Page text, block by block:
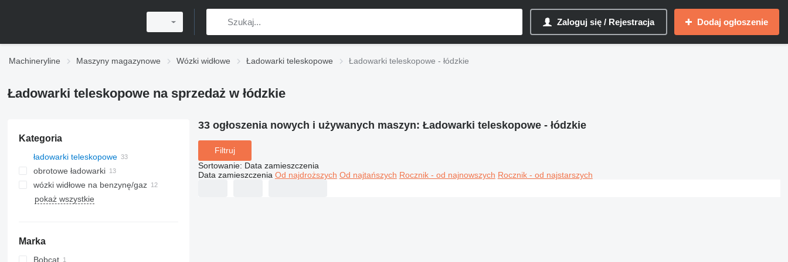
Zaloguj się / Rejestracja Dodaj ogłoszenie
Machineryline Maszyny magazynowe Wózki widłowe Ładowarki teleskopowe Ładowarki teleskopowe - łódzkie
Ładowarki teleskopowe na sprzedaż w łódzkie
Kategoria
ładowarki teleskopowe
obrotowe ładowarki
wózki widłowe na benzynę/gaz
pokaż wszystkie
Marka
Bobcat
33 ogłoszenia nowych i używanych maszyn: Ładowarki teleskopowe - łódzkie
Filtruj
Sortowanie: Data zamieszczenia
Data zamieszczenia Od najdroższych Od najtańszych Rocznik - od najnowszych Rocznik - od najstarszych